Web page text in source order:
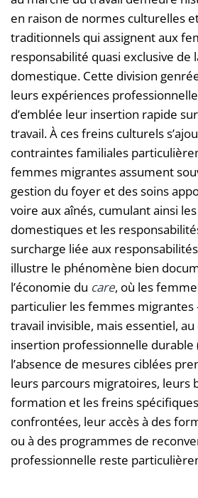
en raison de normes culturelles
traditionnels qui assignent aux
responsabilité quasi exclusive de
domestique. Cette division
leurs expériences
d’emblée leur insertion rapide
travail. À ces freins culturels
contraintes familiales
femmes migrantes assument
gestion du foyer et des soins
voire aux aînés, cumulant ainsi
domestiques et les
surcharge liée aux
illustre le phénomène bien
l’économie du care, où les
particulier les femmes
travail invisible, mais essentiel,
insertion professionnelle durable
l’absence de mesures ciblées
leurs parcours migratoires, leurs
formation et les freins
confrontées, leur accès à des
ou à des programmes de
professionnelle reste